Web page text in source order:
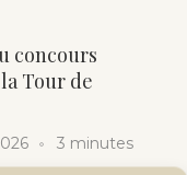
concours
Tour de
3 minutes